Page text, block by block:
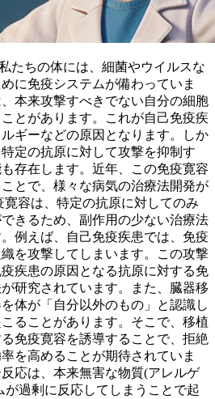
たちの体には、細菌やウイルスな
に免疫システムが備わっていま
本来攻撃すべきでない自分の細胞
とがあります。これが自己免疫疾
ギーなどの原因となります。しか
定の抗原に対して攻撃を抑制す
存在します。 近年、この免疫寛容
とで、様々な病気の治療法開発が
寛容は、特定の抗原に対してのみ
きるため、副作用の少ない治療法
例えば、自己免疫疾患では、免疫
を攻撃してしまいます。この攻撃
疾患の原因となる抗原に対する免
研究されています。また、臓器移
体が「自分以外のもの」と認識し
ることがあります。そこで、移植
免疫寛容を誘導することで、拒絶
を高めることが期待されていま
応は、本来無害な物質(アレルゲ
が過剰に反応してしまうことで起